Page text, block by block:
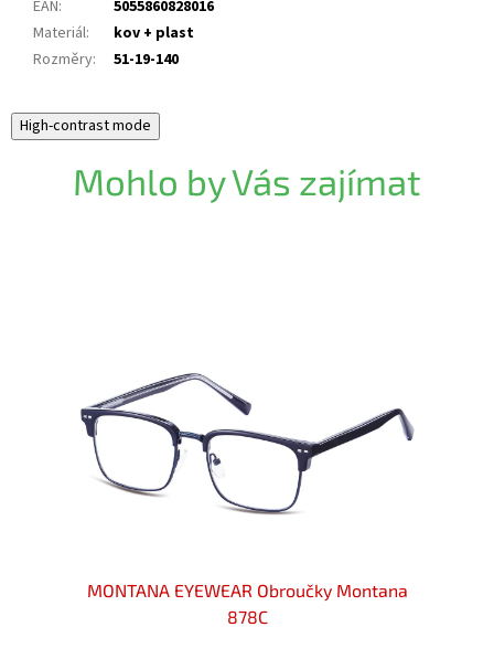
EAN:
5055860828016
Materiál:
kov + plast
Rozměry: 51-19-140
High-contrast mode
Mohlo by Vás zajímat
MONTANA EYEWEAR Obroučky Montana
878C